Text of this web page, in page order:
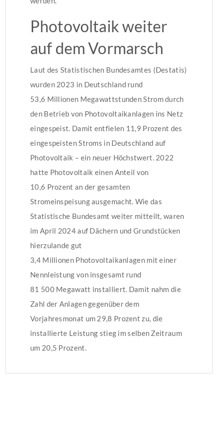
Photovoltaik weiter
auf dem Vormarsch
Laut des Statistischen Bundesamtes (Destatis)
wurden 2023 in Deutschland rund
53,6 Millionen Megawattstunden Strom durch
den Betrieb von Photovoltaikanlagen ins Netz
eingespeist. Damit entfielen 11,9 Prozent des
eingespeisten Stroms in Deutschland auf
Photovoltaik – ein neuer Höchstwert. 2022
hatte Photovoltaik einen Anteil von
10,6 Prozent an der gesamten
Stromeinspeisung ausgemacht. Wie das
Statistische Bundesamt weiter mitteilt, waren
im April 2024 auf Dächern und Grundstücken
hierzulande gut
3,4 Millionen Photovoltaikanlagen mit einer
Nennleistung von insgesamt rund
81 500 Megawatt installiert. Damit nahm die
Zahl der Anlagen gegenüber dem
Vorjahresmonat um 29,8 Prozent zu, die
installierte Leistung stieg im selben Zeitraum
um 20,5 Prozent.